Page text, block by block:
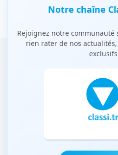
Notre chaîne
Rejoignez notre
rien rater de nos